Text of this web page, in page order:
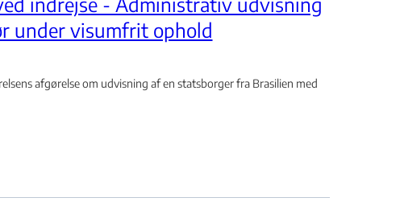
under visumfrit ophold
afgørelse om udvisning af en statsborger fra Brasilien med